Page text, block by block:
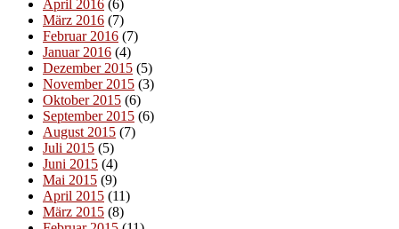
April 2016 (6)
März 2016 (7)
Februar 2016 (7)
Januar 2016 (4)
Dezember 2015 (5)
November 2015 (3)
Oktober 2015 (6)
September 2015 (6)
August 2015 (7)
Juli 2015 (5)
Juni 2015 (4)
Mai 2015 (9)
April 2015 (11)
März 2015 (8)